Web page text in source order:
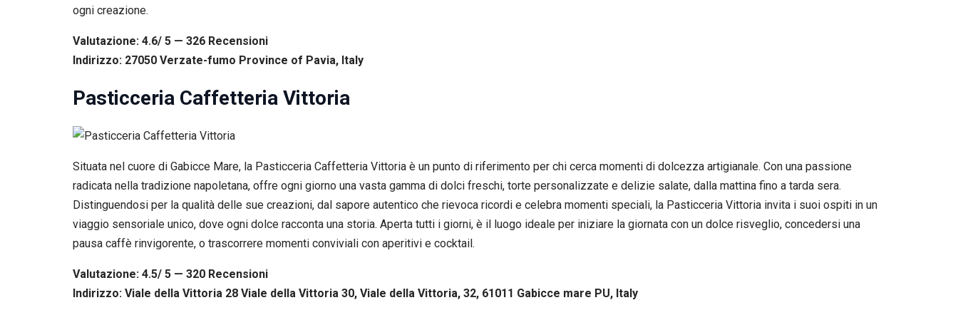
ogni creazione.
Valutazione: 4.6/ 5 — 326 Recensioni
Indirizzo: 27050 Verzate-fumo Province of Pavia, Italy
Pasticceria Caffetteria Vittoria
Situata nel cuore di Gabicce Mare, la Pasticceria Caffetteria Vittoria è un punto di riferimento per chi cerca momenti di dolcezza artigianale. Con una passione
radicata nella tradizione napoletana, offre ogni giorno una vasta gamma di dolci freschi, torte personalizzate e delizie salate, dalla mattina fino a tarda sera.
Distinguendosi per la qualità delle sue creazioni, dal sapore autentico che rievoca ricordi e celebra momenti speciali, la Pasticceria Vittoria invita i suoi ospiti in un
viaggio sensoriale unico, dove ogni dolce racconta una storia. Aperta tutti i giorni, è il luogo ideale per iniziare la giornata con un dolce risveglio, concedersi una
pausa caffè rinvigorente, o trascorrere momenti conviviali con aperitivi e cocktail.
Valutazione: 4.5/ 5 — 320 Recensioni
Indirizzo: Viale della Vittoria 28 Viale della Vittoria 30, Viale della Vittoria, 32, 61011 Gabicce mare PU, Italy